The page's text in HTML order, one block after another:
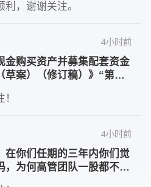
，谢谢关注。
4小时前
金购买资产并募集配套资金
草案）（修订稿）》“第四
年两次IPO失败情况，合
上市失败只字问题，公司为
4小时前
在你们任期的三年内你们觉
，为何高管团队一股都不持